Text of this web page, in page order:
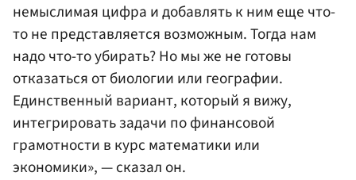
немыслимая цифра и добавлять к ним еще что-
то не представляется возможным. Тогда нам
надо что-то убирать? Но мы же не готовы
отказаться от биологии или географии.
Единственный вариант, который я вижу,
интегрировать задачи по финансовой
грамотности в курс математики или
экономики», — сказал он.